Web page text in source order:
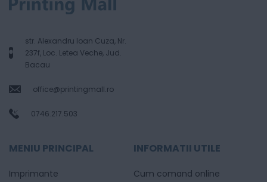
str. Alexandru Ioan Cuza, Nr.
237f, Loc. Letea Veche, Jud.
Bacau
office@printingmall.ro
0746.217.503
MENIU PRINCIPAL
Imprimante
INFORMATII UTILE
Cum comand online